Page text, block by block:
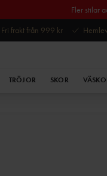
Fler stilar
Fri frakt från 999 kr
TRÖJOR SKOR